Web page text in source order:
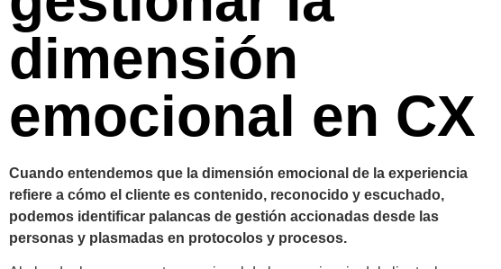
dimensión
emocional en CX
Cuando entendemos que la dimensión emocional de la experiencia
refiere a cómo el cliente es contenido, reconocido y escuchado,
podemos identificar palancas de gestión accionadas desde las
personas y plasmadas en protocolos y procesos.